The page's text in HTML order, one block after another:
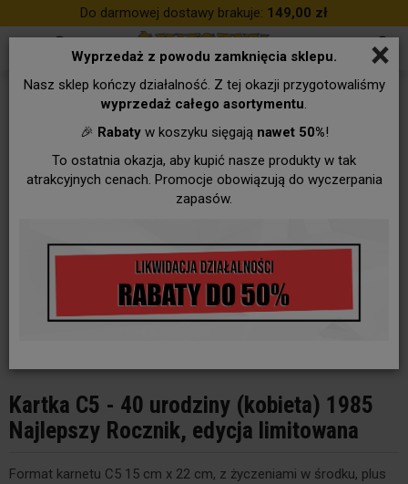
×
Wyprzedaż z powodu zamknięcia sklepu.
Nasz sklep kończy działalność. Z tej okazji przygotowaliśmy
wyprzedaż całego asortymentu.
🎉 Rabatyw koszyku sięgają nawet 50%!
To ostatnia okazja, aby kupić nasze produkty w tak
atrakcyjnych cenach. Promocje obowiązują do wyczerpania
zapasów.
Do darmowej dostawy brakuje: 149,00 zł
Kartka C5 - 40 urodziny (kobieta) 1985
Najlepszy Rocznik, edycja limitowana
Format karnetu C5 15 cm x 22 cm, z życzeniami w środku, plus